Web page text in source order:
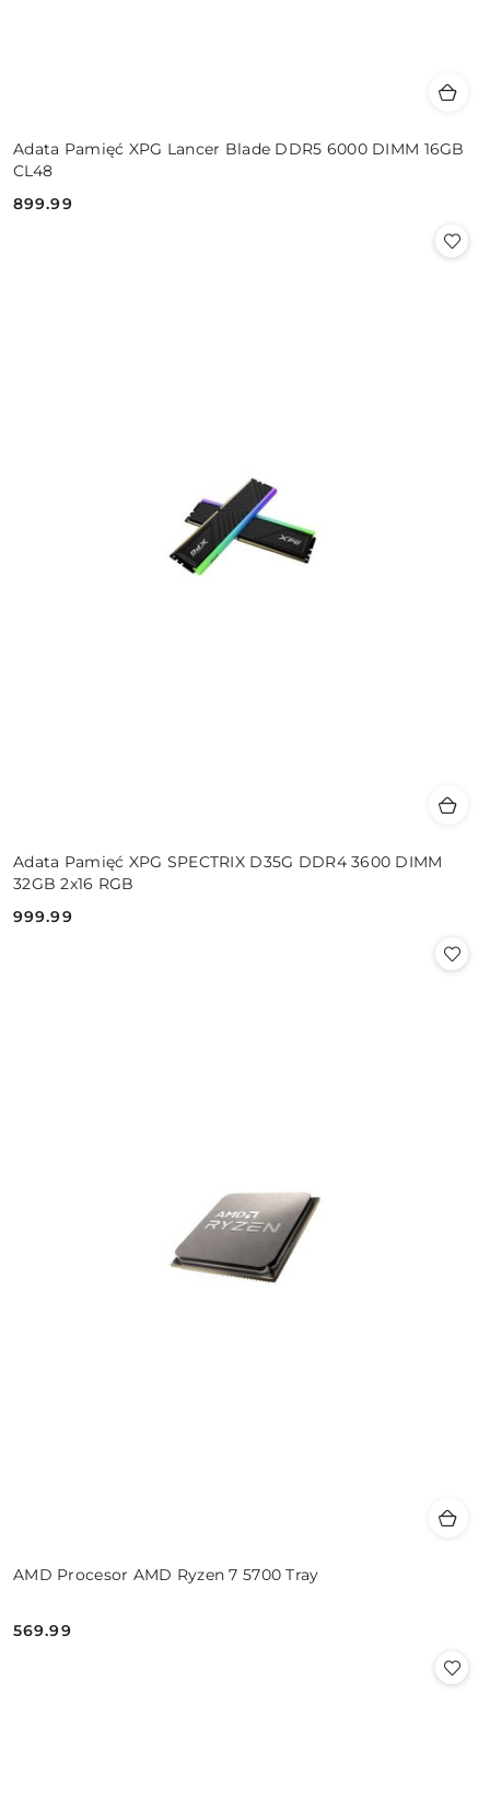
Adata Pamięć XPG Lancer Blade DDR5 6000 DIMM 16GB
CL48
Cena:
899.99
Adata Pamięć XPG SPECTRIX D35G DDR4 3600 DIMM
32GB 2x16 RGB
Cena:
999.99
AMD Procesor AMD Ryzen 7 5700 Tray
Cena:
569.99